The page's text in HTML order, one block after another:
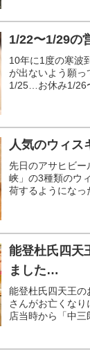
1/22〜1/29の
10年に1度の寒波
が出ないよう願
1/25…お休み1/26
人気のウィス
先日のアサヒビー
峡」の3種類のウ
荷するようになっ
能登杜氏四天
ました…
能登杜氏四天王の
さんがお亡くな
店当時から「中三